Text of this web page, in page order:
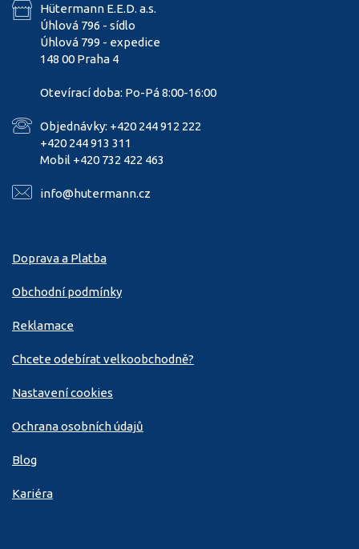
Hütermann E.E.D. a.s.
Úhlová 796 - sídlo
Úhlová 799 - expedice
148 00 Praha 4
Otevírací doba: Po-Pá 8:00-16:00
Objednávky: +420 244 912 222
+420 244 913 311
Mobil +420 732 422 463
info@hutermann.cz
Doprava a Platba
Obchodní podmínky
Reklamace
Chcete odebírat velkoobchodně?
Nastavení cookies
Ochrana osobních údajů
Blog
Kariéra